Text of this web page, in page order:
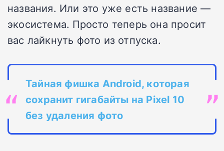
названия. Или это уже есть название —
экосистема. Просто теперь она просит
вас лайкнуть фото из отпуска.
Тайная фишка Android, которая
сохранит гигабайты на Pixel 10
без удаления фото